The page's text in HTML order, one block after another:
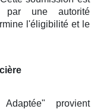
par une autorité
l'éligibilité et le
provient